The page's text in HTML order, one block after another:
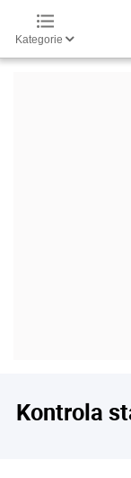
Kategorie
Kontrola